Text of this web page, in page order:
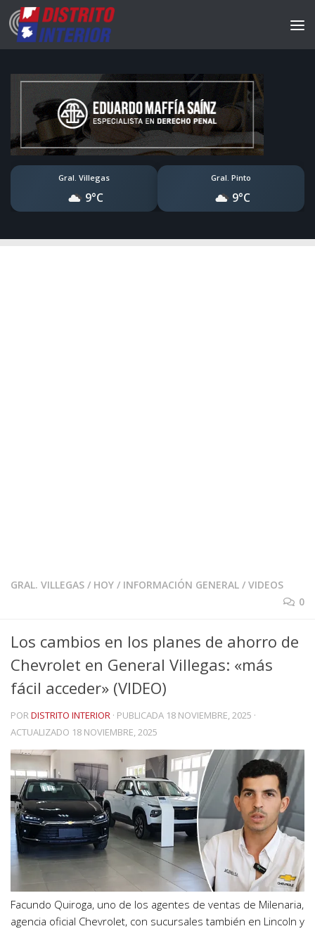
Gral. Villegas
9°C
Gral. Pinto
9°C
GRAL. VILLEGAS / HOY / INFORMACIÓN GENERAL / VIDEOS
0
Los cambios en los planes de ahorro de
Chevrolet en General Villegas: «más
fácil acceder» (VIDEO)
PORDISTRITO INTERIOR · PUBLICADA 18 NOVIEMBRE, 2025 ·
ACTUALIZADO 18 NOVIEMBRE, 2025
Facundo Quiroga, uno de los agentes de ventas de Milenaria,
agencia oficial Chevrolet, con sucursales también en Lincoln y